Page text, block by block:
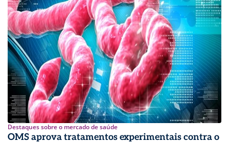
Destaques sobre o mercado de saúde
OMS aprova tratamentos experimentais contra o